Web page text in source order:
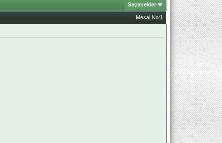
Seçenekler
Mesaj No:1